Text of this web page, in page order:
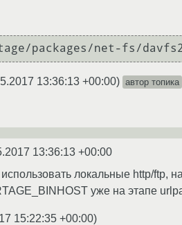
13:36:13 +00:00) автор топика
13:36:13 +00:00
использовать локальные http/ftp,
уже на этапе
15:22:35 +00:00)